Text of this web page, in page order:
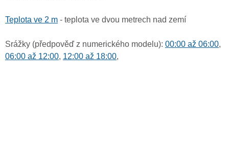
Teplota ve 2 m - teplota ve dvou metrech nad zemí
Srážky (předpověď z numerického modelu): 00:00 až 06:00,
06:00 až 12:00, 12:00 až 18:00,